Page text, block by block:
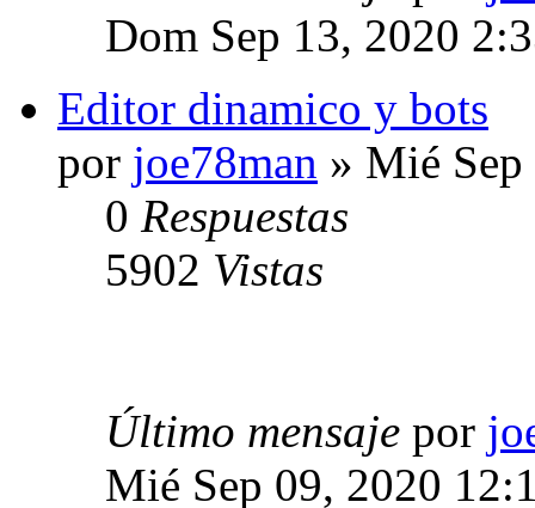
Dom Sep 13, 2020
Editor dinamico y bots
por joe78man » Mié
0 Respuestas
5902 Vistas
Último mensaje por
Mié Sep 09, 2020